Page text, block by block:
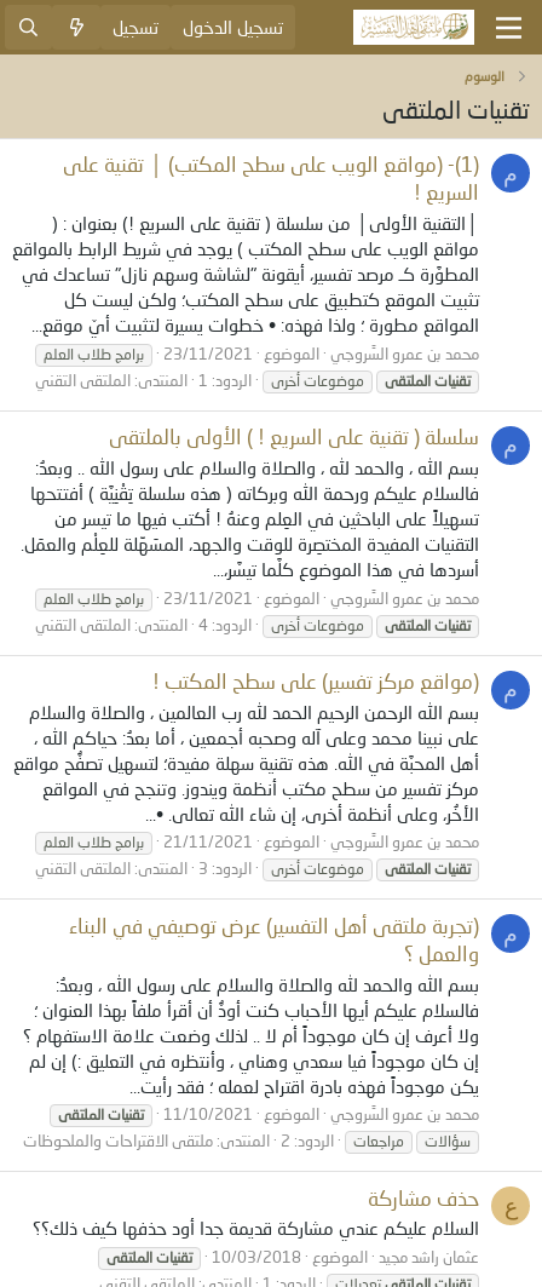
تسجيل الدخول تسجيل
الوسوم
تقنيات الملتقى
م
(1)- (مواقع الويب على سطح المكتب) │ تقنية على
السريع !
│التقنية الأولى│ من سلسلة ( تقنية على السريع !) بعنوان : (
مواقع الويب على سطح المكتب ) يوجد في شريط الرابط بالمواقع
المطوَّرة كـ مرصد تفسير، أيقونة "لشاشة وسهم نازل" تساعدك في
تثبيت الموقع كتطبيق على سطح المكتب؛ ولكن ليست كل
المواقع مطورة ؛ ولذا فهذه: • خطوات يسيرة لتثبيت أيّ موقع...
محمد بن عمرو السَّروجي الموضوع 23/11/2021
برامج طلاب العلم
تقنيات الملتقى موضوعات أخرى الردود: 1 المنتدى: الملتقى التقني
م سلسلة ( تقنية على السريع ! ) الأولى بالملتقى
بسم الله ، والحمد لله ، والصلاة والسلام على رسول الله .. وبعدُ:
فالسلام عليكم ورحمة الله وبركاته ( هذه سلسلة تِقْنِيَّة ) أفتتحها
تسهيلاً على الباحثين في العِلم وعنهُ ! أكتب فيها ما تيسر من
التقنيات المفيدة المختصِرة للوقت والجهد، المسَهِّلة للعِلْم والعمَل.
أسردها في هذا الموضوع كلَّما تيسَّر،...
محمد بن عمرو السَّروجي الموضوع 23/11/2021
برامج طلاب العلم
تقنيات الملتقى موضوعات أخرى الردود: 4 المنتدى: الملتقى التقني
م (مواقع مركز تفسير) على سطح المكتب !
بسم الله الرحمن الرحيم الحمد لله رب العالمين ، والصلاة والسلام
على نبينا محمد وعلى آله وصحبه أجمعين ، أما بعدُ: حياكم الله ،
أهل المحبَّة في الله. هذه تقنية سهلة مفيدة؛ لتسهيل تصفُّح مواقع
مركز تفسير من سطح مكتب أنظمة ويندوز. وتنجح في المواقع
الأخُر، وعلى أنظمة أخرى، إن شاء الله تعالى. •...
محمد بن عمرو السَّروجي الموضوع 21/11/2021
برامج طلاب العلم
تقنيات الملتقى موضوعات أخرى الردود: 3 المنتدى: الملتقى التقني
م
(تجربة ملتقى أهل التفسير) عرض توصيفي في البناء
والعمل ؟
بسم الله والحمد لله والصلاة والسلام على رسول الله ، وبعدُ:
فالسلام عليكم أيها الأحباب كنت أودُّ أن أقرأ ملفاً بهذا العنوان ؛
ولا أعرف إن كان موجوداً أم لا .. لذلك وضعت علامة الاستفهام ؟
إن كان موجوداً فيا سعدي وهناي ، وأنتظره في التعليق :) إن لم
يكن موجوداً فهذه بادرة اقتراح لعمله ؛ فقد رأيت...
محمد بن عمرو السَّروجي الموضوع 11/10/2021 تقنيات الملتقى
سؤالات
مراجعات الردود: 2 المنتدى: ملتقى الاقتراحات والملحوظات
ع حذف مشاركة
السلام عليكم عندي مشاركة قديمة جدا أود حذفها كيف ذلك؟؟
عثمان راشد مجيد الموضوع 10/03/2018 تقنيات الملتقى